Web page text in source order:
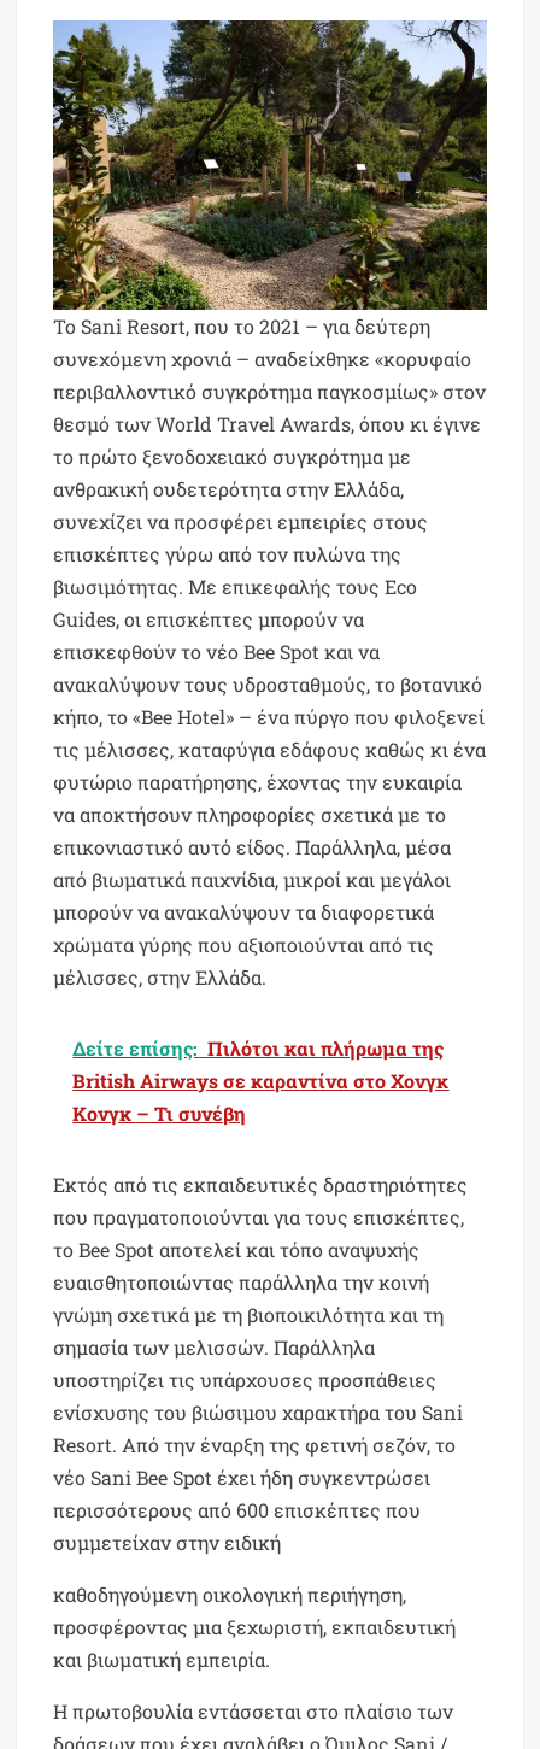
Το Sani Resort, που το 2021 – για δεύτερη
συνεχόμενη χρονιά – αναδείχθηκε «κορυφαίο
περιβαλλοντικό συγκρότημα παγκοσμίως» στον
θεσμό των World Travel Awards, όπου κι έγινε
το πρώτο ξενοδοχειακό συγκρότημα με
ανθρακική ουδετερότητα στην Ελλάδα,
συνεχίζει να προσφέρει εμπειρίες στους
επισκέπτες γύρω από τον πυλώνα της
βιωσιμότητας. Με επικεφαλής τους Eco
Guides, οι επισκέπτες μπορούν να
επισκεφθούν το νέο Bee Spot και να
ανακαλύψουν τους υδροσταθμούς, το βοτανικό
κήπο, το «Bee Hotel» – ένα πύργο που φιλοξενεί
τις μέλισσες, καταφύγια εδάφους καθώς κι ένα
φυτώριο παρατήρησης, έχοντας την ευκαιρία
να αποκτήσουν πληροφορίες σχετικά με το
επικονιαστικό αυτό είδος. Παράλληλα, μέσα
από βιωματικά παιχνίδια, μικροί και μεγάλοι
μπορούν να ανακαλύψουν τα διαφορετικά
χρώματα γύρης που αξιοποιούνται από τις
μέλισσες, στην Ελλάδα.
Δείτε επίσης: Πιλότοι και πλήρωμα της
British Airways σε καραντίνα στο Χονγκ
Κονγκ – Τι συνέβη
Εκτός από τις εκπαιδευτικές δραστηριότητες
που πραγματοποιούνται για τους επισκέπτες,
το Bee Spot αποτελεί και τόπο αναψυχής
ευαισθητοποιώντας παράλληλα την κοινή
γνώμη σχετικά με τη βιοποικιλότητα και τη
σημασία των μελισσών. Παράλληλα
υποστηρίζει τις υπάρχουσες προσπάθειες
ενίσχυσης του βιώσιμου χαρακτήρα του Sani
Resort. Από την έναρξη της φετινή σεζόν, το
νέο Sani Bee Spot έχει ήδη συγκεντρώσει
περισσότερους από 600 επισκέπτες που
συμμετείχαν στην ειδική
καθοδηγούμενη οικολογική περιήγηση,
προσφέροντας μια ξεχωριστή, εκπαιδευτική
και βιωματική εμπειρία.
Η πρωτοβουλία εντάσσεται στο πλαίσιο των
δράσεων που έχει αναλάβει ο Όμιλος Sani /